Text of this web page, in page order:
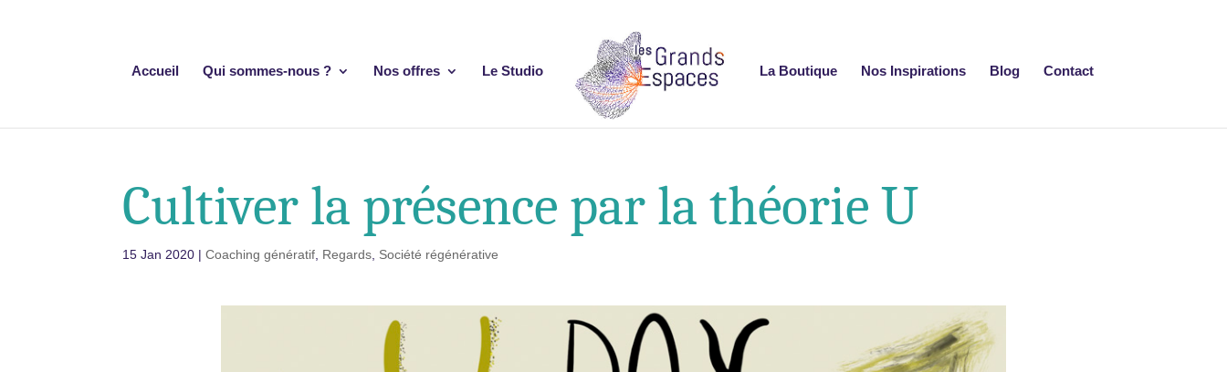
Accueil Qui sommes-nous ? Nos offres Le Studio La Boutique Nos Inspirations Blog Contact
Cultiver la présence par la théorie U
15 Jan 2020 |Coaching génératif Regards Société régénérative